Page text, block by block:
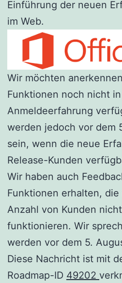
Einführung der neuen
im Web.
Wir möchten
Funktionen noch nicht
Anmeldeerfahrung
werden jedoch vor dem
sein, wenn die neue
Release-Kunden
Wir haben auch
Funktionen erhalten,
Anzahl von Kunden
funktionieren. Wir
werden vor dem 5.
Diese Nachricht ist mit
Roadmap-ID 49202